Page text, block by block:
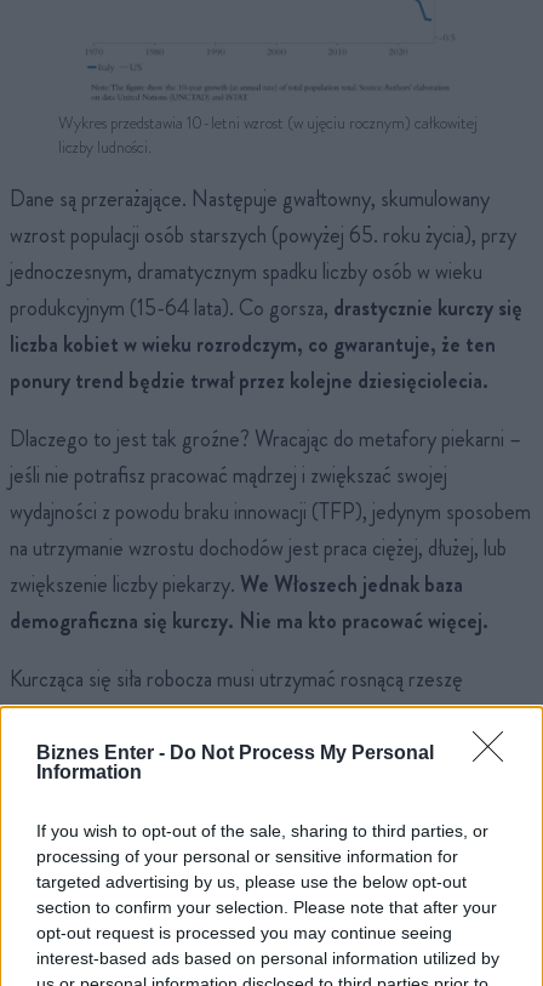
Biznes Enter - Do Not Process My Personal
Information
If you wish to opt-out of the sale, sharing to third parties, or
processing of your personal or sensitive information for
targeted advertising by us, please use the below opt-out
section to confirm your selection. Please note that after your
opt-out request is processed you may continue seeing
interest-based ads based on personal information utilized by
Wykres przedstawia 10-letni wzrost (w ujęciu rocznym) całkowitej
liczby ludności.
Dane są przerażające. Następuje gwałtowny, skumulowany
wzrost populacji osób starszych (powyżej 65. roku życia), przy
jednoczesnym, dramatycznym spadku liczby osób w wieku
produkcyjnym (15-64 lata). Co gorsza, drastycznie kurczy się
liczba kobiet w wieku rozrodczym, co gwarantuje, że ten
ponury trend będzie trwał przez kolejne dziesięciolecia.
Dlaczego to jest tak groźne? Wracając do metafory piekarni –
jeśli nie potrafisz pracować mądrzej i zwiększać swojej
wydajności z powodu braku innowacji (TFP), jedynym sposobem
na utrzymanie wzrostu dochodów jest praca ciężej, dłużej, lub
zwiększenie liczby piekarzy. We Włoszech jednak baza
demograficzna się kurczy. Nie ma kto pracować więcej.
Kurcząca się siła robocza musi utrzymać rosnącą rzeszę
emerytów, co generuje potężne koszty dla systemu opieki
zdrowotnej i emerytalnego.Gospodarka, zamiast inwestować
w przyszłość, musi finansować przeszłość.
na której Włochy znalazły się już kilka dekad temu, ignorując
pierwsze objawy.
Pętla długu i państwo ze związanymi
rękoma